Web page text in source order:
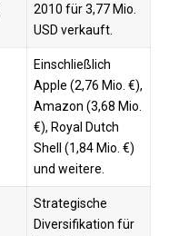
2010 für 3,77 Mio.
USD verkauft.​
Einschließlich
Apple (2,76 Mio. €),
Amazon (3,68 Mio.
€), Royal Dutch
Shell (1,84 Mio. €)
und weitere.​
Strategische
Diversifikation für